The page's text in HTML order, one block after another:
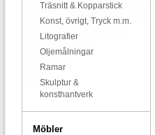
Träsnitt & Kopparstick
Konst, övrigt, Tryck m.m.
Litografier
Oljemålningar
Ramar
Skulptur &
konsthantverk
Möbler